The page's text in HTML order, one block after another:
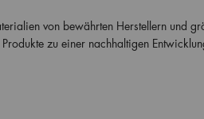
von bewährten Herstellern und
zu einer nachhaltigen